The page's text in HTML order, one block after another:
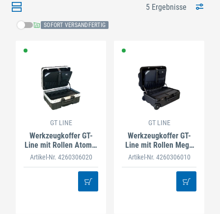
5 Ergebnisse
SOFORT VERSANDFERTIG
GT LINE
Werkzeugkoffer GT-
Line mit Rollen Atomik
Wheels
Artikel-Nr. 4260306020
GT LINE
Werkzeugkoffer GT-
Line mit Rollen Mega
Wheels
Artikel-Nr. 4260306010